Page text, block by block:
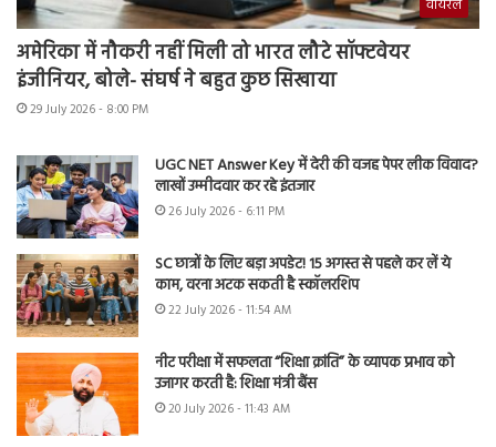
वायरल
अमेरिका में नौकरी नहीं मिली तो भारत लौटे सॉफ्टवेयर
इंजीनियर, बोले- संघर्ष ने बहुत कुछ सिखाया
29 July 2026 - 8:00 PM
UGC NET Answer Key में देरी की वजह पेपर लीक विवाद?
लाखों उम्मीदवार कर रहे इंतजार
26 July 2026 - 6:11 PM
SC छात्रों के लिए बड़ा अपडेट! 15 अगस्त से पहले कर लें ये
काम, वरना अटक सकती है स्कॉलरशिप
22 July 2026 - 11:54 AM
नीट परीक्षा में सफलता “शिक्षा क्रांति” के व्यापक प्रभाव को
उजागर करती है: शिक्षा मंत्री बैंस
20 July 2026 - 11:43 AM